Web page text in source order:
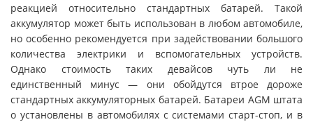
реакцией относительно стандартных батарей. Такой
аккумулятор может быть использован в любом автомобиле,
но особенно рекомендуется при задействовании большого
количества электрики и вспомогательных устройств.
Однако стоимость таких девайсов чуть ли не
единственный минус — они обойдутся втрое дороже
стандартных аккумуляторных батарей. Батареи AGM штата
о установлены в автомобилях с системами старт-стоп, и в